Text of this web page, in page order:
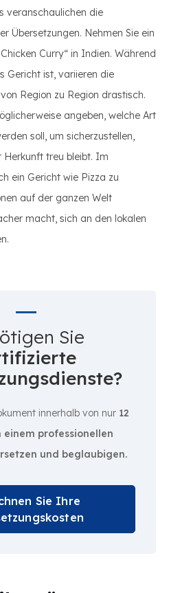
veranschaulichen die
Übersetzungen. Nehmen Sie ein
Curry“ in Indien. Während
Gericht ist, variieren die
Region zu Region drastisch.
angeben, welche Art
soll, um sicherzustellen,
Herkunft treu bleibt. Im
ein Gericht wie Pizza zu
auf der ganzen Welt
macht, sich an den lokalen
Sie
innerhalb von nur 12
einem professionellen
und beglaubigen.
Sie Ihre